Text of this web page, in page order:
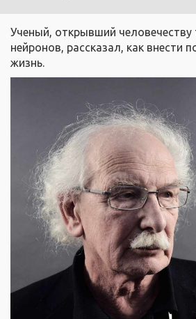
Ученый, открывший человечеству
нейронов, рассказал, как внести
жизнь.